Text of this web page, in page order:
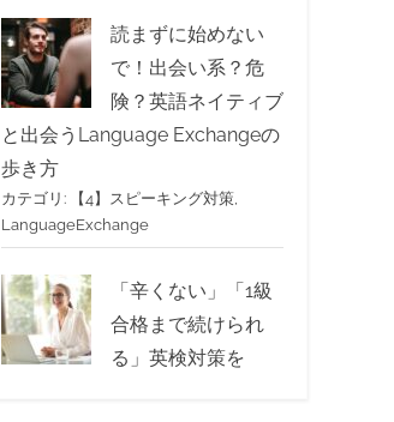
読まずに始めない
で！出会い系？危
険？英語ネイティブ
と出会うLanguage Exchangeの
歩き方
カテゴリ: 【4】スピーキング対策,
LanguageExchange
「辛くない」「1級
合格まで続けられ
る」英検対策を